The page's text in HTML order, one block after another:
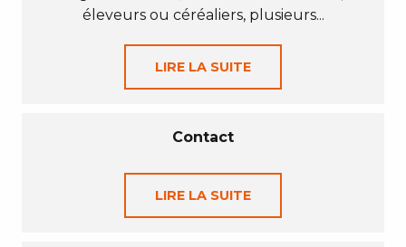
éleveurs ou céréaliers, plusieurs...
LIRE LA SUITE
Contact
LIRE LA SUITE